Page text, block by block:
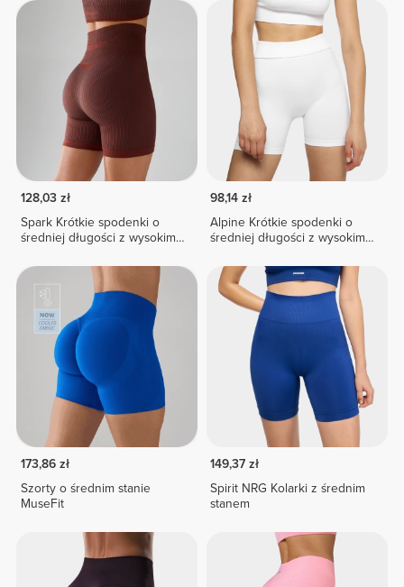
128,03 zł
Spark Krótkie spodenki o
średniej długości z wysokim
98,14 zł
Alpine Krótkie spodenki o
średniej długości z wysokim
173,86 zł
Szorty o średnim stanie
MuseFit
149,37 zł
Spirit NRG Kolarki z średnim
stanem